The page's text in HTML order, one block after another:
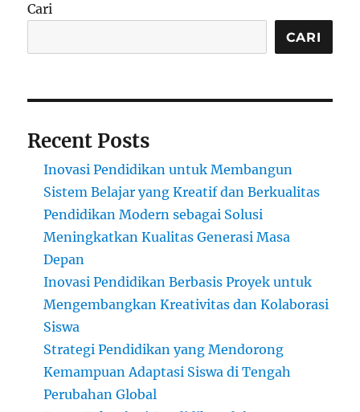
Negeri
Medan
Dengan
Tinggi!
Cari
CARI
Recent Posts
Inovasi Pendidikan untuk Membangun
Sistem Belajar yang Kreatif dan Berkualitas
Pendidikan Modern sebagai Solusi
Meningkatkan Kualitas Generasi Masa
Depan
Inovasi Pendidikan Berbasis Proyek untuk
Mengembangkan Kreativitas dan Kolaborasi
Siswa
Strategi Pendidikan yang Mendorong
Kemampuan Adaptasi Siswa di Tengah
Perubahan Global